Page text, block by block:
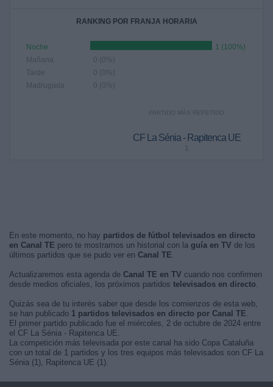
RANKING POR FRANJA HORARIA
Noche
1 (100%)
Mañana
0 (0%)
Tarde
0 (0%)
Madrugada
0 (0%)
PARTIDO MÁS REPETIDO
CF La Sénia - Rapitenca UE
1
En este momento, no hay partidos de fútbol televisados en directo
en Canal TE pero te mostramos un historial con la guía en TV de los
últimos partidos que se pudo ver en Canal TE.
Actualizaremos esta agenda de Canal TE en TV cuando nos confirmen
desde medios oficiales, los próximos partidos televisados en directo.
Quizás sea de tu interés saber que desde los comienzos de esta web,
se han publicado 1 partidos televisados en directo por Canal TE.
El primer partido publicado fue el miércoles, 2 de octubre de 2024 entre
el CF La Sénia - Rapitenca UE.
La competición más televisada por este canal ha sido Copa Cataluña
con un total de 1 partidos y los tres equipos más televisados son CF La
Sénia (1), Rapitenca UE (1).